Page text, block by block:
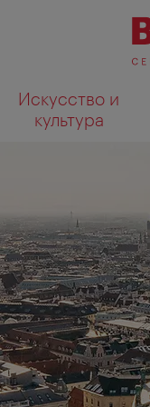
Искусство и
культура